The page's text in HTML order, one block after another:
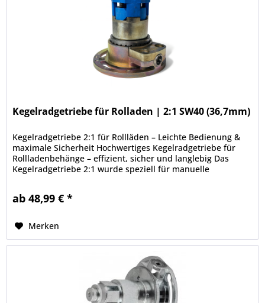
Kegelradgetriebe für Rolladen | 2:1 SW40 (36,7mm)
Kegelradgetriebe 2:1 für Rollläden – Leichte Bedienung &
maximale Sicherheit Hochwertiges Kegelradgetriebe für
Rollladenbehänge – effizient, sicher und langlebig Das
Kegelradgetriebe 2:1 wurde speziell für manuelle
ab 48,99 € *
Merken